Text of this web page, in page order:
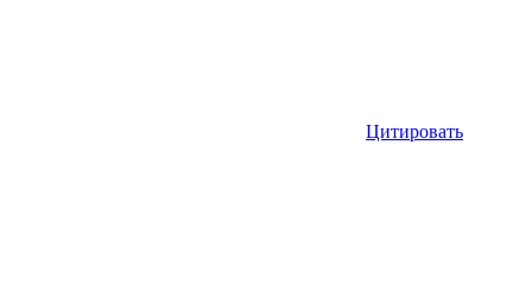
Цитировать